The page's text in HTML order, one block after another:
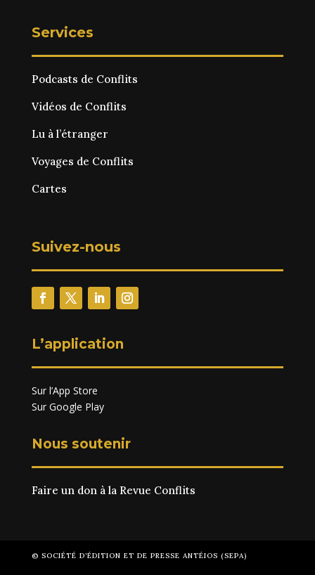
Services
Podcasts de Conflits
Vidéos de Conflits
Lu à l’étranger
Voyages de Conflits
Cartes
Suivez-nous
L’application
Sur l’App Store
Sur Google Play
Nous soutenir
Faire un don à la Revue Conflits
© SOCIÉTÉ D’ÉDITION ET DE PRESSE ANTÉIOS (SEPA)